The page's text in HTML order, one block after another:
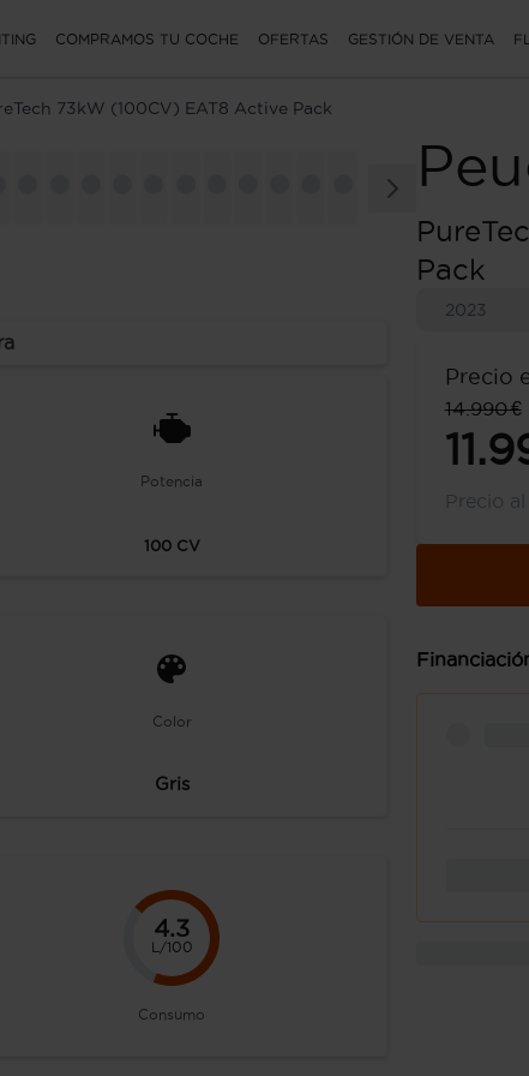
COMPRAMOS TU COCHE OFERTAS GESTIÓN DE VENTA
73kW (100CV) EAT8 Active Pack
Pack
2023
Precio
14.990 €
Precio
Potencia
100CV
Color
Gris
4.3
L/100
Consumo